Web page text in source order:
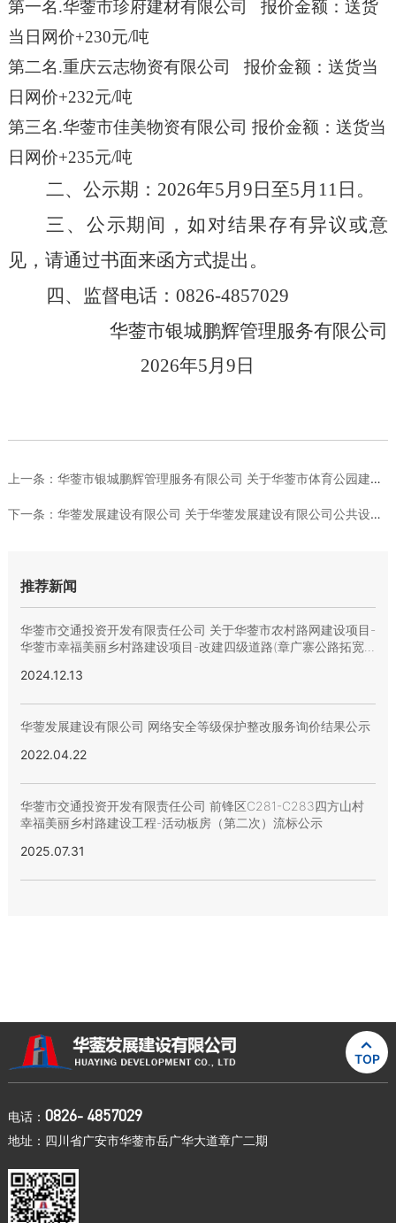
第一名.华蓥市珍府建材有限公司 报价金额：送货
当日网价+230元/吨
第二名.重庆云志物资有限公司 报价金额 ： 送货当
日网价+232元/吨
第三名.华蓥市佳美物资有限公司 报价金额 ： 送货当
日网价+235元/吨
二、公示期： 2026年5月 9 日至5月 11 日。
三、公示期间，如对结果存有异议或意
见，请通过书面来函方式提出。
四、监督电话： 0826-4857029
华蓥市银城鹏辉管理服务有限公司
2026年5月 9 日
上一条： 华蓥市银城鹏辉管理服务有限公司 关于华蓥市体育公园建设项目-...
下一条： 华蓥发展建设有限公司 关于华蓥发展建设有限公司公共设施采购及...
推荐新闻
华蓥市交通投资开发有限责任公司 关于华蓥市农村路网建设项目-
华蓥市幸福美丽乡村路建设项目-改建四级道路(章广寨公路拓宽
2024.12.13
华蓥发展建设有限公司 网络安全等级保护整改服务询价结果公示
2022.04.22
华蓥市交通投资开发有限责任公司 前锋区C281-C283四方山村
幸福美丽乡村路建设工程-活动板房（第二次）流标公示
2025.07.31

TOP
电话： 0826- 4857029
地址：四川省广安市华蓥市岳广华大道章广二期